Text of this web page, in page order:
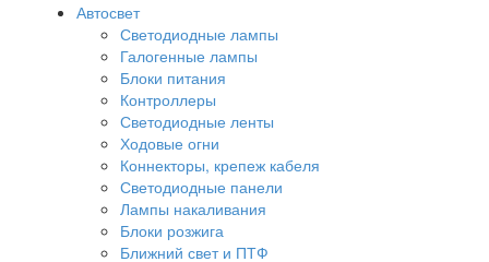
Автосвет
Светодиодные лампы
Галогенные лампы
Блоки питания
Контроллеры
Светодиодные ленты
Ходовые огни
Коннекторы, крепеж кабеля
Светодиодные панели
Лампы накаливания
Блоки розжига
Ближний свет и ПТФ